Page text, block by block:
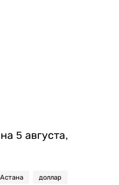
5 августа,
Астана доллар